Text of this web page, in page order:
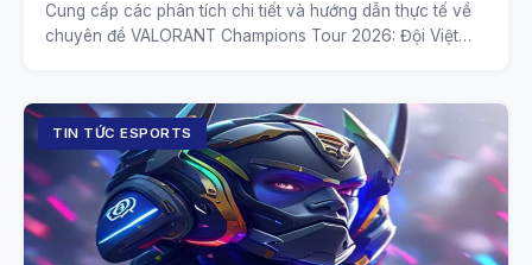
Cung cấp các phân tích chi tiết và hướng dẫn thực tế về
chuyên đề VALORANT Champions Tour 2026: Đội Việt
TIN TỨC ESPORTS